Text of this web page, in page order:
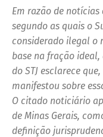
Em razão de
segundo as quais o
considerado ilegal o
base na fração
do STJ esclarece
manifestou sobre
O citado noticiário
de Minas Gerais,
definição